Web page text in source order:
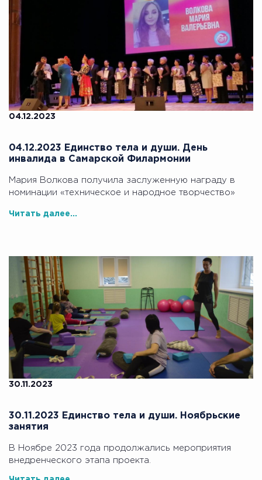
04.12.2023
04.12.2023 Единство тела и души. День
инвалида в Самарской Филармонии
Мария Волкова получила заслуженную награду в
номинации «техническое и народное творчество»
Читать далее...
30.11.2023
30.11.2023 Единство тела и души. Ноябрьские
занятия
В Ноябре 2023 года продолжались мероприятия
внедренческого этапа проекта.